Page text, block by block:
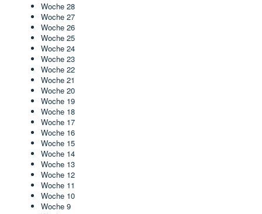
Woche 28
Woche 27
Woche 26
Woche 25
Woche 24
Woche 23
Woche 22
Woche 21
Woche 20
Woche 19
Woche 18
Woche 17
Woche 16
Woche 15
Woche 14
Woche 13
Woche 12
Woche 11
Woche 10
Woche 9